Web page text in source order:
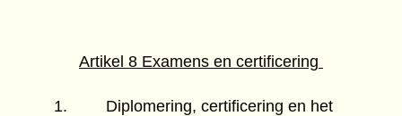
Artikel 8 Examens en certificering
Diplomering, certificering en het